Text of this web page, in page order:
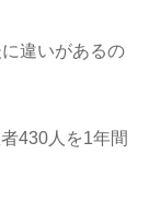
違いがあるの
430人を1年間